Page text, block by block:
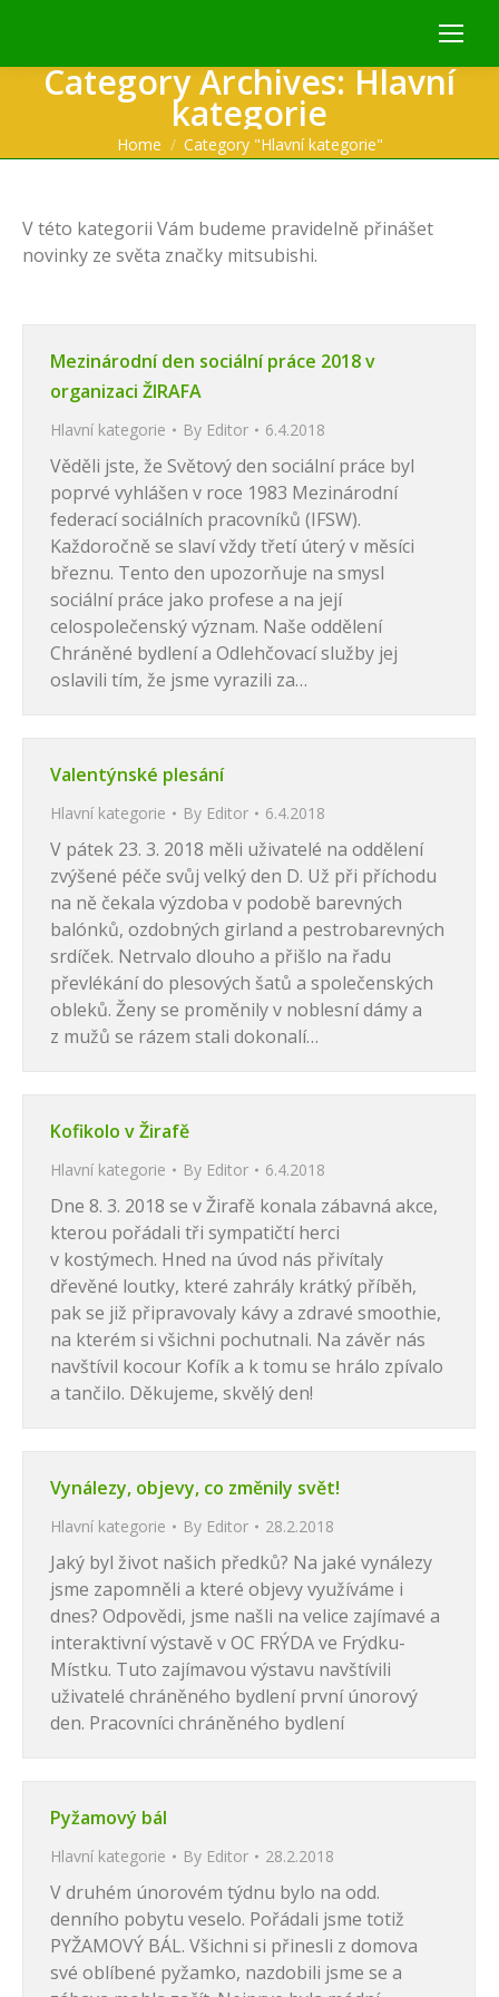
Category Archives:Hlavní
kategorie
You are here:
Home Category "Hlavní kategorie"
V této kategorii Vám budeme pravidelně přinášet
novinky ze světa značky mitsubishi.
Mezinárodní den sociální práce 2018 v
organizaci ŽIRAFA
Hlavní kategorie By Editor 6.4.2018
Věděli jste, že Světový den sociální práce byl
poprvé vyhlášen v roce 1983 Mezinárodní
federací sociálních pracovníků (IFSW).
Každoročně se slaví vždy třetí úterý v měsíci
březnu. Tento den upozorňuje na smysl
sociální práce jako profese a na její
celospolečenský význam. Naše oddělení
Chráněné bydlení a Odlehčovací služby jej
oslavili tím, že jsme vyrazili za…
Valentýnské plesání
Hlavní kategorie By Editor 6.4.2018
V pátek 23. 3. 2018 měli uživatelé na oddělení
zvýšené péče svůj velký den D. Už při příchodu
na ně čekala výzdoba v podobě barevných
balónků, ozdobných girland a pestrobarevných
srdíček. Netrvalo dlouho a přišlo na řadu
převlékání do plesových šatů a společenských
obleků. Ženy se proměnily v noblesní dámy a
z mužů se rázem stali dokonalí…
Kofikolo v Žirafě
Hlavní kategorie By Editor 6.4.2018
Dne 8. 3. 2018 se v Žirafě konala zábavná akce,
kterou pořádali tři sympatičtí herci
v kostýmech. Hned na úvod nás přivítaly
dřevěné loutky, které zahrály krátký příběh,
pak se již připravovaly kávy a zdravé smoothie,
na kterém si všichni pochutnali. Na závěr nás
navštívil kocour Kofík a k tomu se hrálo zpívalo
a tančilo. Děkujeme, skvělý den!
Vynálezy, objevy, co změnily svět!
Hlavní kategorie By Editor 28.2.2018
Jaký byl život našich předků? Na jaké vynálezy
jsme zapomněli a které objevy využíváme i
dnes? Odpovědi, jsme našli na velice zajímavé a
interaktivní výstavě v OC FRÝDA ve Frýdku-
Místku. Tuto zajímavou výstavu navštívili
uživatelé chráněného bydlení první únorový
den. Pracovníci chráněného bydlení
Pyžamový bál
Hlavní kategorie By Editor 28.2.2018
V druhém únorovém týdnu bylo na odd.
denního pobytu veselo. Pořádali jsme totiž
PYŽAMOVÝ BÁL. Všichni si přinesli z domova
své oblíbené pyžamko, nazdobili jsme se a